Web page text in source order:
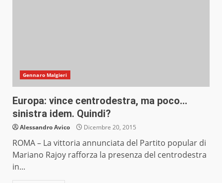
Gennaro Malgieri
Europa: vince centrodestra, ma poco…
sinistra idem. Quindi?
Alessandro Avico Dicembre 20, 2015
ROMA – La vittoria annunciata del Partito popular di
Mariano Rajoy rafforza la presenza del centrodestra
in...